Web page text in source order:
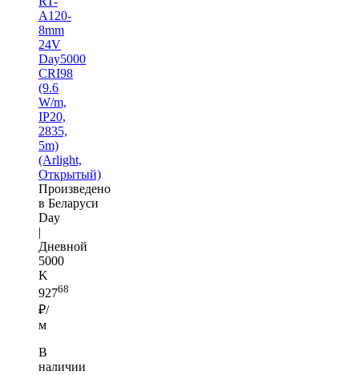
A120-
8mm
24V
Day5000
CRI98
(9.6
W/m,
IP20,
2835,
5m)
(Arlight,
Открытый)
Произведено
в Беларуси
Day
|
Дневной
5000
K
92768
₽/
м
В
наличии